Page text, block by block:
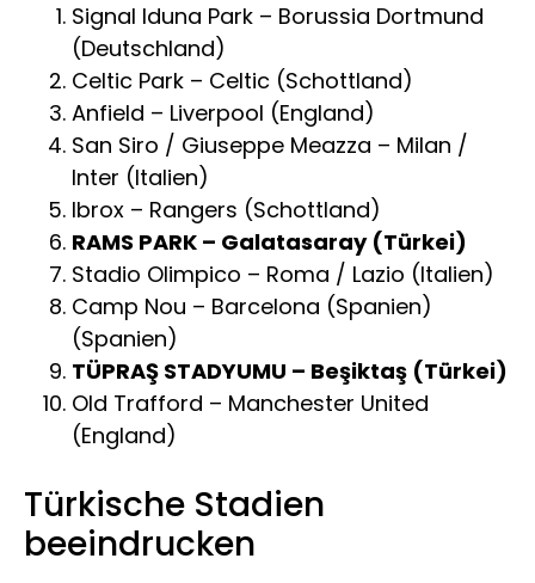
Signal Iduna Park – Borussia Dortmund
(Deutschland)
Celtic Park – Celtic (Schottland)
Anfield – Liverpool (England)
San Siro / Giuseppe Meazza – Milan /
Inter (Italien)
Ibrox – Rangers (Schottland)
RAMS PARK – Galatasaray (Türkei)
Stadio Olimpico – Roma / Lazio (Italien)
Camp Nou – Barcelona (Spanien)
(Spanien)
TÜPRAŞ STADYUMU – Beşiktaş (Türkei)
Old Trafford – Manchester United
(England)
Türkische Stadien
beeindrucken